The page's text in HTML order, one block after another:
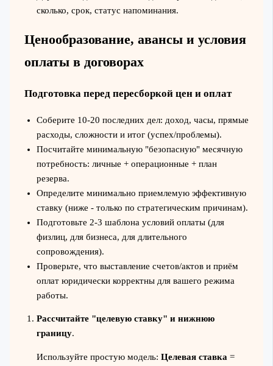
сколько, срок, статус напоминания.
Ценообразование, авансы и условия
оплаты в договорах
Подготовка перед пересборкой цен и оплат
Соберите 10-20 последних дел: доход, часы, прямые
расходы, сложности и итог (успех/проблемы).
Посчитайте минимальную "безопасную" месячную
потребность: личные + операционные + план
резерва.
Определите минимально приемлемую эффективную
ставку (ниже - только по стратегическим причинам).
Подготовьте 2-3 шаблона условий оплаты (для
физлиц, для бизнеса, для длительного
сопровождения).
Проверьте, что выставление счетов/актов и приём
оплат юридически корректны для вашего режима
работы.
Рассчитайте "целевую ставку" и нижнюю
границу.
Используйте простую модель: Целевая ставка =